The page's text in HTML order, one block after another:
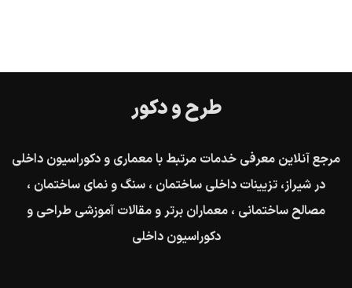
طرح و دکور
مرجع آنلاین معرفی خدمات مرتبط با معماری و دکوراسیون داخلی
در شیراز، تزیینات داخلی ساختمان ، سنگ و نمای ساختمان ،
مصالح ساختمانی ، معماران برتر و مقالات آموزشی طراحی و
دکوراسیون داخلی